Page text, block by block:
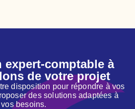
expert-comptable à
de votre projet
disposition pour répondre à vos
des solutions adaptées à
vos besoins.